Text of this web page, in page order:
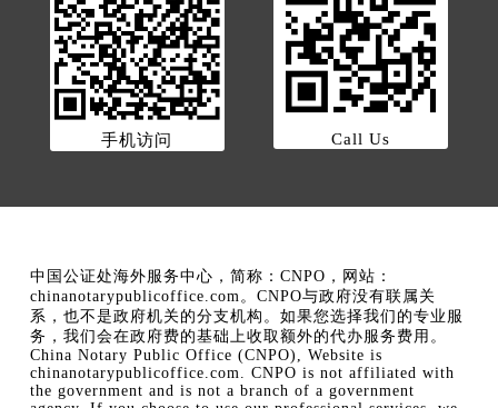
手机访问 Call Us
中国公证处海外服务中心，简称：CNPO，网站：
chinanotarypublicoffice.com。CNPO与政府没有联属关
系，也不是政府机关的分支机构。如果您选择我们的专业服
务，我们会在政府费的基础上收取额外的代办服务费用。
China Notary Public Office (CNPO), Website is
chinanotarypublicoffice.com. CNPO is not affiliated with
the government and is not a branch of a government